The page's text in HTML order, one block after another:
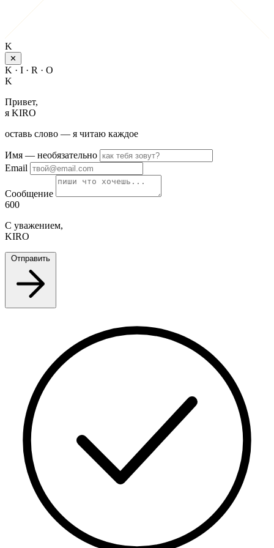
K
✕
K · I · R · O
K
Привет,
я KIRO
оставь слово — я читаю каждое
Имя — необязательно
Email
Сообщение
600
С уважением,
KIRO
Отправить